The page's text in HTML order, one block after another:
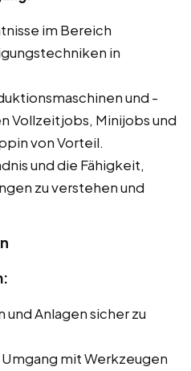
im Bereich
in
und -
Vollzeitjobs, Minijobs und
von Vorteil.
und die Fähigkeit,
zu verstehen und
und Anlagen sicher zu
mit Werkzeugen